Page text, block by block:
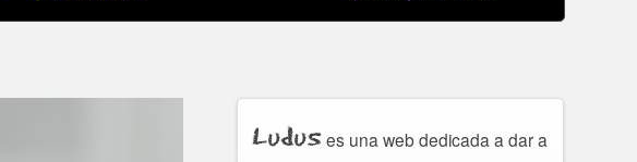
Luduses una web dedicada a dar a